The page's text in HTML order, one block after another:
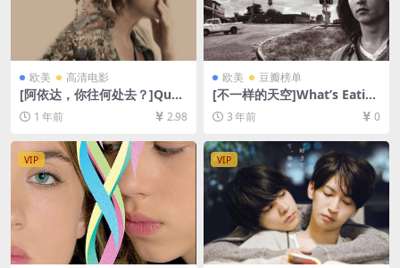
欧美 高清电影
[阿依达，你往何处去？]Quo
Vadis, Aida? (2020)[百度网
盘+夸克网盘1080P超清未删
[MP4/7GB][中文字幕]
1 年前 2.98
欧美 豆瓣榜单
[不一样的天空]What’s Eatin
g Gilbert Grape (1993)[百度
网盘+夸克网盘1080P超清未
载][MP4/7.6GB][中文字幕]
3 年前 0
VIP VIP